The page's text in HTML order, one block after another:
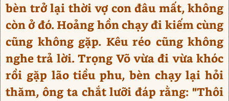
bèn trở lại thời vợ con đâu mất, không
còn ở đó. Hoảng hồn chạy đi kiếm cùng
cũng không gặp. Kêu réo cũng không
nghe trả lời. Trọng Võ vừa đi vừa khóc
rồi gặp lão tiều phu, bèn chạy lại hỏi
thăm, ông ta chắt lưỡi đáp rằng: "Thôi